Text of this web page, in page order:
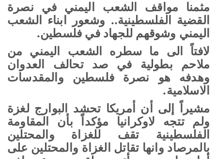
مثمنا مواقف الشعب اليمني في نصرة
القضية الفلسطينية.. وشعور ابناء الشعب
اليمني وشوقهم للجهاد في فلسطين.
لافتاً الى ما سطره الشعب اليمني من
ملاحم بطولية في صد تحالف العدوان
وهدفه هو نصرة فلسطين والمقدسات
الاسلامية.
مشيراً إلى أن أمريكا تحشد البوارج لغزة
ولم تتجه لاوكرانيا مؤكداً بأن المقاومة
الفلسطينية تقف للغزاة والمحتلين
بالمرصاد وانها تقاتل الغزاة والمحتلين على